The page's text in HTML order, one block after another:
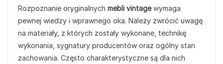
Rozpoznanie oryginalnych mebli vintagewymaga
pewnej wiedzy i wprawnego oka. Należy zwrócić uwagę
na materiały, z których zostały wykonane, technikę
wykonania, sygnatury producentów oraz ogólny stan
zachowania. Często charakterystyczne są dla nich